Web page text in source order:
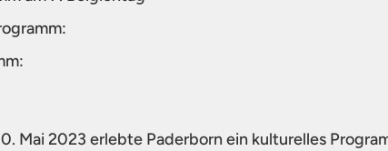
Mai 2023 erlebte Paderborn ein kulturelles